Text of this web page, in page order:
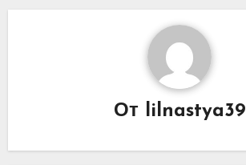
От lilnastya39